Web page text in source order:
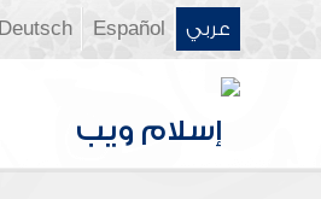
عربي Español
Deutsch